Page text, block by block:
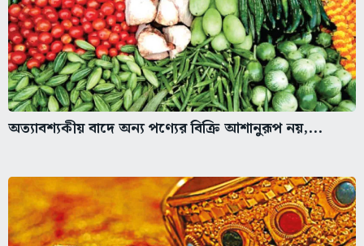
অত্যাবশ্যকীয় বাদে অন্য পণ্যের বিক্রি আশানুরূপ নয়,...